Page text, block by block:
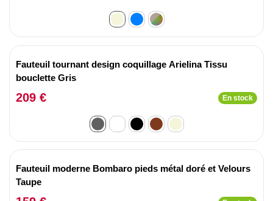
Fauteuil tournant design coquillage Arielina Tissu
bouclette Gris
209 € En stock
Fauteuil moderne Bombaro pieds métal doré et Velours
Taupe